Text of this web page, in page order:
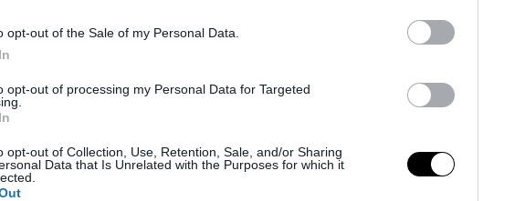
opt-out of the Sale of my Personal Data.
opt-out of processing my Personal Data for Targeted
opt-out of Collection, Use, Retention, Sale, and/or Sharing
Data that Is Unrelated with the Purposes for which it